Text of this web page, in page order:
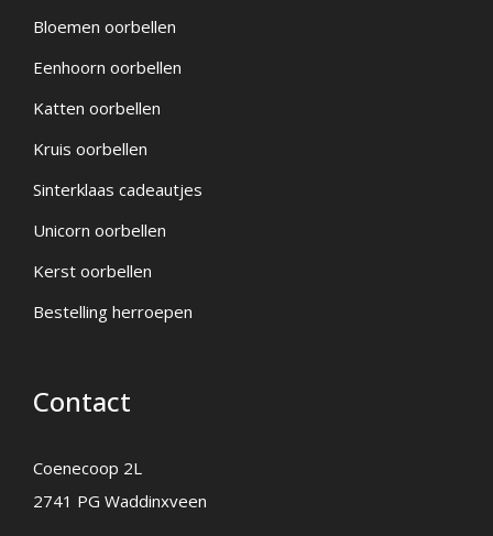
Bloemen oorbellen
Eenhoorn oorbellen
Katten oorbellen
Kruis oorbellen
Sinterklaas cadeautjes
Unicorn oorbellen
Kerst oorbellen
Bestelling herroepen
Contact
Coenecoop 2L
2741 PG Waddinxveen